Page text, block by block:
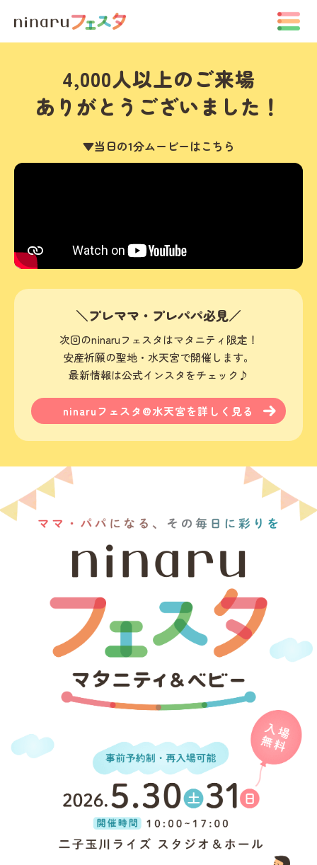
4,000人以上のご来場
ありがとうございました！
▼当日の1分ムービーはこちら
＼プレママ・プレパパ必見／
次回のninaruフェスタはマタニティ限定！
安産祈願の聖地・水天宮で開催します。
最新情報は公式インスタをチェック♪
ninaruフェスタ@水天宮を詳しく見る
ninaruフェスタ マタニティ&ベビー 2026